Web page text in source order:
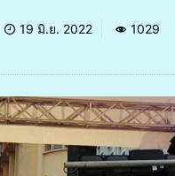
19 มิ.ย. 2022 1029